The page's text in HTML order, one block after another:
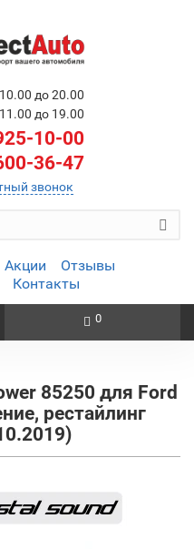
до 20.00
до 19.00
10-00
36-47
звонок
Акции
Отзывы
Контакты
0
85250 для Ford
рестайлинг